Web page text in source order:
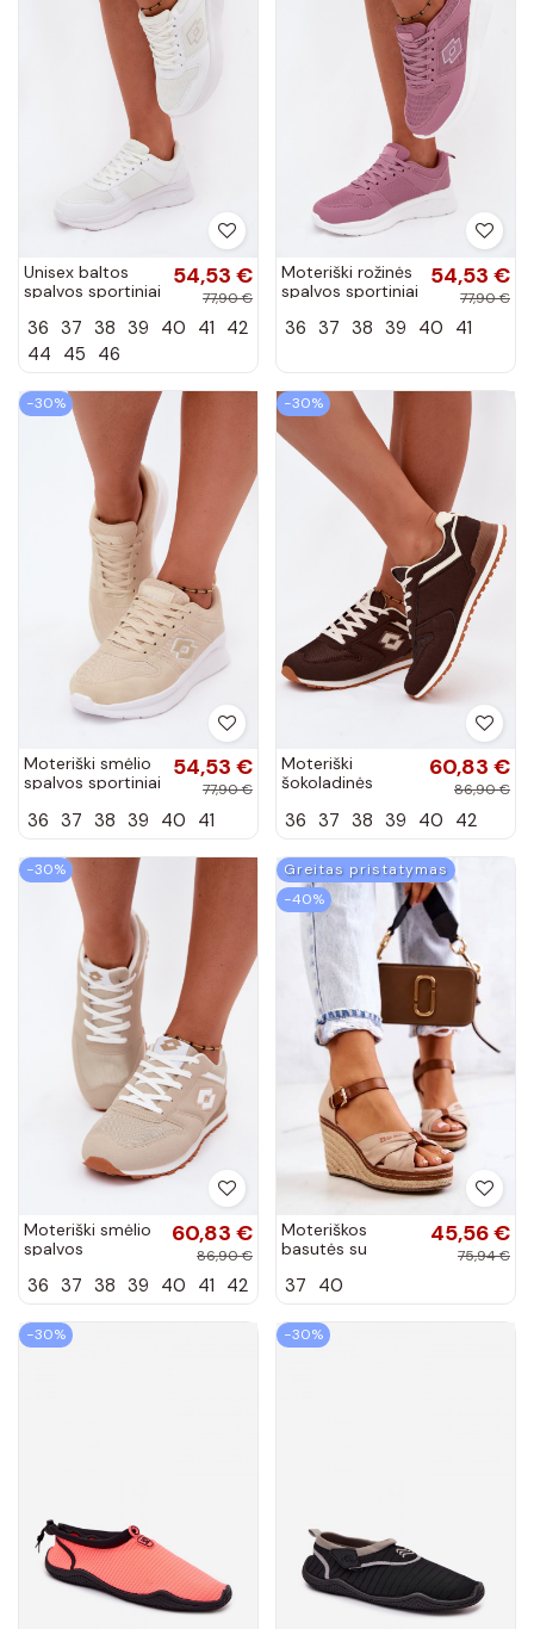
Unisex baltos
spalvos sportiniai
2401651U
SOBRIO OC
54,53 €
77,90 €
36 37 38 39 40 41 42
44 45 46
Moteriški rožinės
spalvos sportiniai
2401650U
54,53 €
77,90 €
36 37 38 39 40 41
−30%
Moteriški smėlio
spalvos sportiniai
2401650U
54,53 €
77,90 €
36 37 38 39 40 41
−30%
Moteriški
šokoladinės
sneakeriai LOTTO
EPICAN
60,83 €
86,90 €
36 37 38 39 40 42
−30%
Moteriški smėlio
spalvos
2401850U
60,83 €
86,90 €
36 37 38 39 40 41 42
Greitas pristatymas
−40%
Moteriškos
basutės su
Star smėlio
45,56 €
75,94 €
37 40
−30% −30%